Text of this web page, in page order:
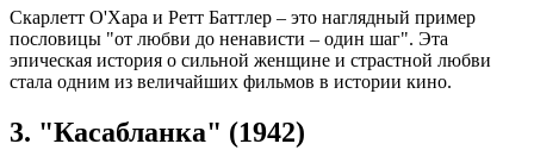
Скарлетт О'Хара и Ретт Баттлер – это наглядный пример
пословицы "от любви до ненависти – один шаг". Эта
эпическая история о сильной женщине и страстной любви
стала одним из величайших фильмов в истории кино.
3. "Касабланка" (1942)